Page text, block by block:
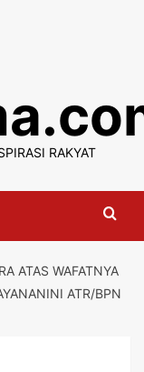
RAKYAT
ATAS WAFATNYA
ATR/BPN